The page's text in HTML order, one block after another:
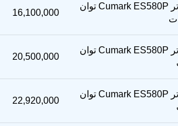
قیمت اینورتر Cumark ES580P توان
16,100,000
قیمت اینورتر Cumark ES580P توان
20,500,000
قیمت اینورتر Cumark ES580P توان
22,920,000